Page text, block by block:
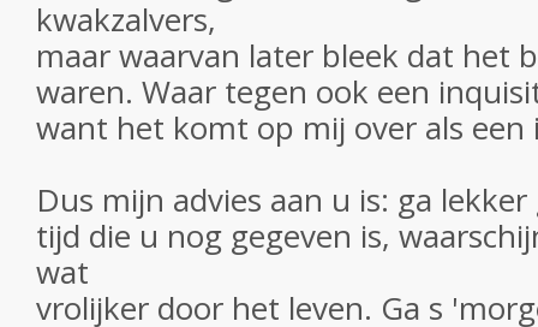
kwakzalvers,
maar waarvan later bleek dat het
waren. Waar tegen ook een
want het komt op mij over als een
Dus mijn advies aan u is: ga
tijd die u nog gegeven is,
wat
vrolijker door het leven. Ga s